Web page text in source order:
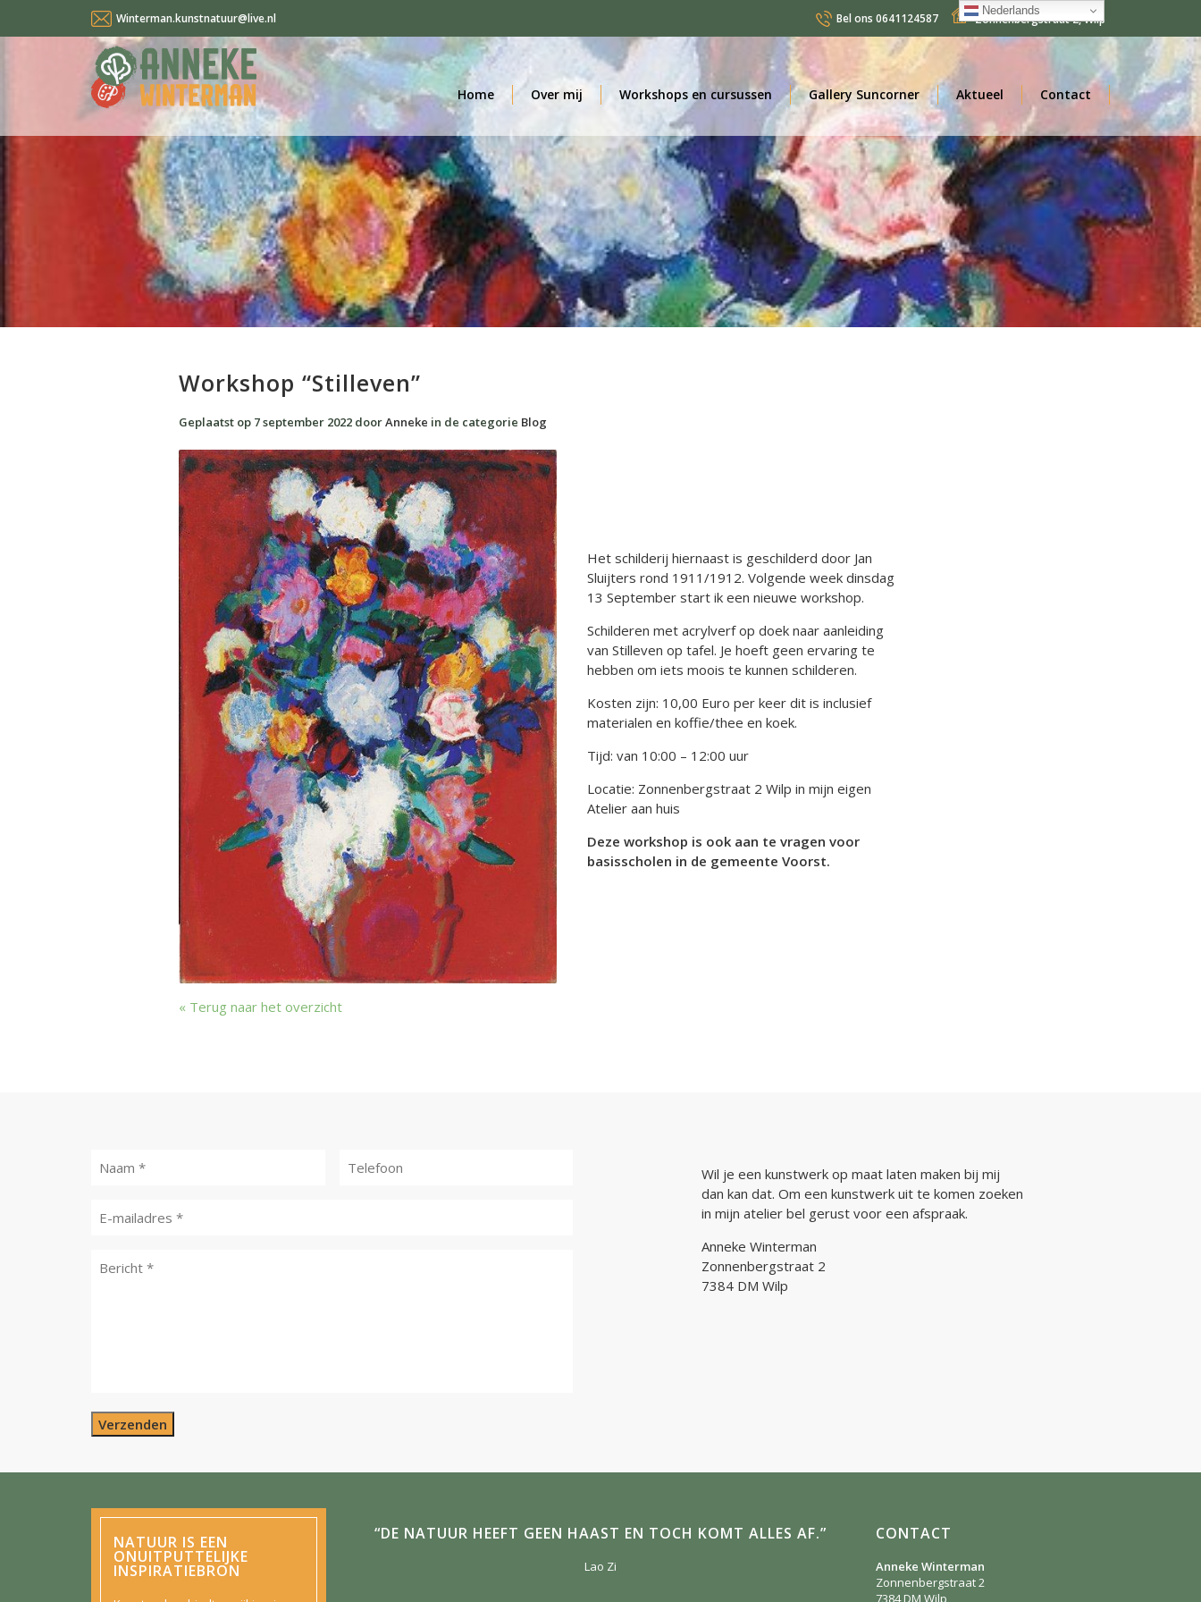
Winterman.kunstnatuur@live.nl Bel ons 0641124587 Zonnenbergstraat 2,Wilp
Home Over mij Workshops en cursussen Gallery Suncorner Aktueel Contact
Nederlands
Workshop “Stilleven”
Geplaatst op 7 september 2022doorAnneke in de categorie Blog
Het schilderij hiernaast is geschilderd door Jan
Sluijters rond 1911/1912. Volgende week dinsdag
13 September start ik een nieuwe workshop.
Schilderen met acrylverf op doek naar aanleiding
van Stilleven op tafel. Je hoeft geen ervaring te
hebben om iets moois te kunnen schilderen.
Kosten zijn: 10,00 Euro per keer dit is inclusief
materialen en koffie/thee en koek.
Tijd: van 10:00 – 12:00 uur
Locatie: Zonnenbergstraat 2 Wilp in mijn eigen
Atelier aan huis
Deze workshop is ook aan te vragen voor
basisscholen in de gemeente Voorst.
Terug naar het overzicht
Verzenden
Wil je een kunstwerk op maat laten maken bij mij
dan kan dat. Om een kunstwerk uit te komen zoeken
in mijn atelier bel gerust voor een afspraak.
Anneke Winterman
Zonnenbergstraat 2
7384 DM Wilp
NATUUR IS EEN
ONUITPUTTELIJKE
INSPIRATIEBRON
“DE NATUUR HEEFT GEEN HAAST EN TOCH KOMT ALLES AF.”
Lao Zi
CONTACT
Anneke Winterman
Zonnenbergstraat 2
7384 DM Wilp
Nederlands